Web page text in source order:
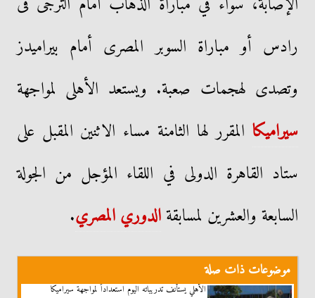
رادس أو مباراة السوبر المصرى أمام بيراميدز
وتصدى لهجمات صعبة. ويستعد الأهلى لمواجهة
سيراميكا المقرر لها الثامنة مساء الاثنين المقبل على
ستاد القاهرة الدولى في اللقاء المؤجل من الجولة
السابعة والعشرين لمسابقةالدوري المصري.
موضوعات ذات صلة
الأهلي يستأنف تدريباته اليوم استعداداً لمواجهة سيراميكا